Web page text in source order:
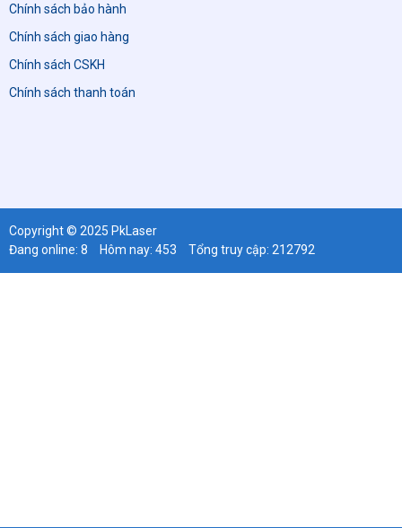
Chính sách bảo hành
Chính sách giao hàng
Chính sách CSKH
Chính sách thanh toán
Copyright © 2025 PkLaser
Đang online: 8
Hôm nay: 453 Tổng truy cập: 212792